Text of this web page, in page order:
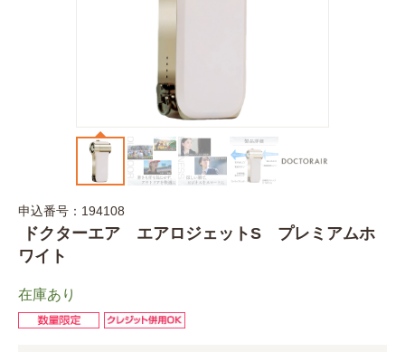
申込番号：194108
ドクターエア エアロジェットS プレミアムホ
ワイト
在庫あり